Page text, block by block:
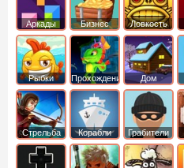
Аркады
Бизнес
симуляторы
Ловкость
Рыбки Прохождение Дом
Cтрельба
из лука
Корабли Грабители